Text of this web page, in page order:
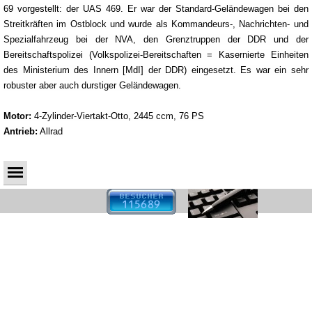
69 vorgestellt: der UAS 469. Er war der Standard-Geländewagen bei den
Streitkräften im Ostblock und wurde als Kommandeurs-, Nachrichten- und
Spezialfahrzeug bei der NVA, den Grenztruppen der DDR und der
Bereitschaftspolizei (Volkspolizei-Bereitschaften = Kasernierte Einheiten
des Ministerium des Innern [MdI] der DDR) eingesetzt. Es war ein sehr
robuster aber auch durstiger Geländewagen.
Motor: 4-Zylinder-Viertakt-Otto, 2445 ccm, 76 PS
Antrieb: Allrad